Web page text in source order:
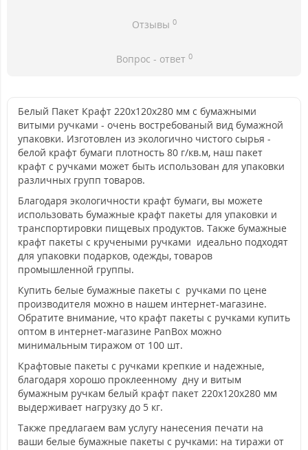
Отзывы 0
Вопрос - ответ 0
Белый Пакет Крафт 220х120х280 мм с бумажными
витыми ручками - очень востребованый вид бумажной
упаковки. Изготовлен из экологично чистого сырья -
белой крафт бумаги плотность 80 г/кв.м, наш пакет
крафт с ручками может быть использован для упаковки
различных групп товаров.
Благодаря экологичности крафт бумаги, вы можете
использовать бумажные крафт пакеты для упаковки и
транспортировки пищевых продуктов. Также бумажные
крафт пакеты с кручеными ручками идеально подходят
для упаковки подарков, одежды, товаров
промышленной группы.
Купить белые бумажные пакеты с ручками по цене
производителя можно в нашем интернет-магазине.
Обратите внимание, что крафт пакеты с ручками купить
оптом в интернет-магазине PanBox можно
минимальным тиражом от 100 шт.
Крафтовые пакеты с ручками крепкие и надежные,
благодаря хорошо проклеенному дну и витым
бумажным ручкам белый крафт пакет 220х120х280 мм
выдерживает нагрузку до 5 кг.
Также предлагаем вам услугу нанесения печати на
ваши белые бумажные пакеты с ручками: на тиражи от